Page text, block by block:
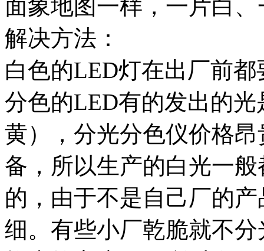
面象地图一样，一片白
解决方法：
白色的LED灯在出厂前
分色的LED有的发出的
黄），分光分色仪价格
备，所以生产的白光一
的，由于不是自己厂的
细。有些小厂乾脆就不